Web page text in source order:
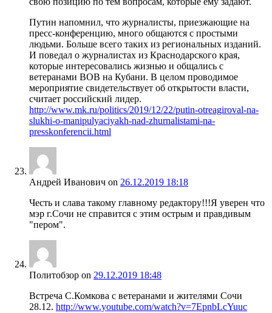
Путин напомнил, что журналисты, приезжающие на
пресс-конференцию, много общаются с простыми
людьми. Больше всего таких из региональных изданий.
И поведал о журналистах из Краснодарского края,
которые интересовались жизнью и общались с
ветеранами ВОВ на Кубани. В целом проводимое
мероприятие свидетельствует об открытости власти,
считает российский лидер.
http://www.mk.ru/politics/2019/12/22/putin-otreagiroval-na-
slukhi-o-manipulyaciyakh-nad-zhurnalistami-na-
presskonferencii.html
Андрей Иванович on 26.12.2019 18:18
Честь и слава такому главному редактору!!!Я уверен что
мэр г.Сочи не справится с этим острым и правдивым
"пером".
Политобзор on 29.12.2019 18:48
Встреча С.Комкова с ветеранами и жителями Сочи
28.12. http://www.youtube.com/watch?v=7EpnbLcYuuc